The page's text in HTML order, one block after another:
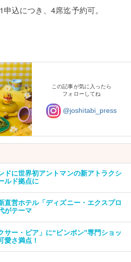
込につき、4席迄予約可。
この記事が気に入ったら
フォローしてね
@joshitabi_press
ドに世界初アントマンの新アトラクシ
ルド拠点に
直営ホテル「ディズニー・エクスプロ
がテーマ
サー・ピア」に“ビンボン”専門ショッ
愛さ満点！